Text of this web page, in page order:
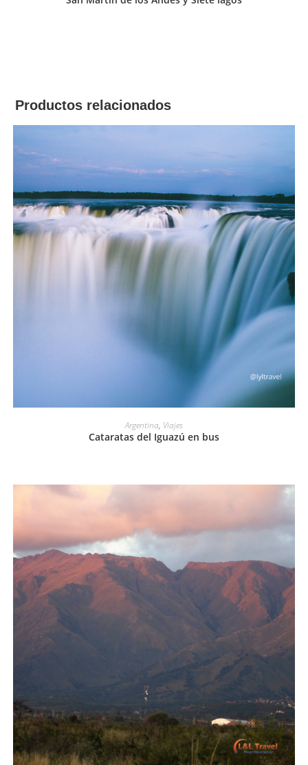
Productos relacionados
LEER MÁS
Argentina, Viajes
Cataratas del Iguazú en bus